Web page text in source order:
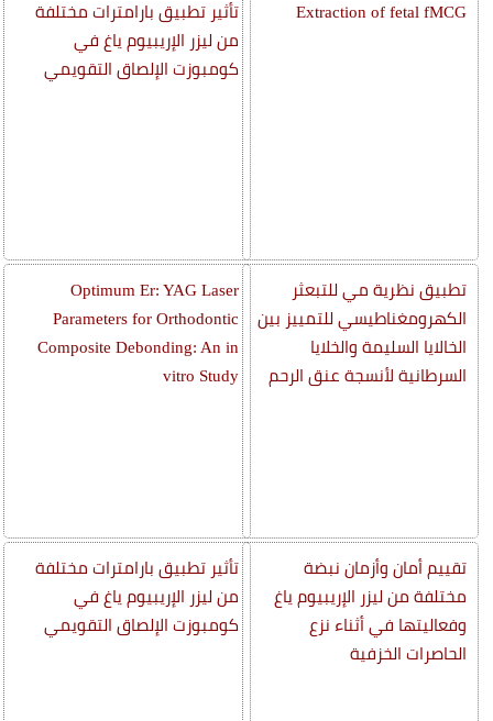
Extraction of fetal fMCG
تطبيق نظرية مي للتبعثر
الكهرومغناطيسي للتمييز بين
الخالايا السليمة والخلايا
السرطانية لأنسجة عنق الرحم
تقييم أمان وأزمان نبضة
مختلفة من ليزر الإريبيوم ياغ
وفعاليتها في أثناء نزع
الحاصرات الخزفية
تأثير تطبيق بارامترات مختلفة
من ليزر الإريبيوم ياغ في
كومبوزت الإلصاق التقويمي
Optimum Er: YAG Laser
Parameters for Orthodontic
Composite Debonding: An in
vitro Study
تأثير تطبيق بارامترات مختلفة
من ليزر الإريبيوم ياغ في
كومبوزت الإلصاق التقويمي